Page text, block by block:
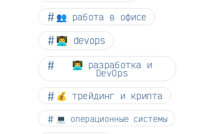
👥 работа в офисе
👨‍💻 devops
👨‍💻 разработка и
DevOps
💰 трейдинг и крипта
💻 операционные системы